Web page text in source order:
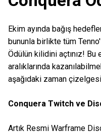
Ekim ayında bağış
bununla birlikte tüm
Ödülün kilidini açtınız! Bu
aralıklarında
aşağıdaki zaman
Conquera Twitch ve
Artık Resmi Warframe